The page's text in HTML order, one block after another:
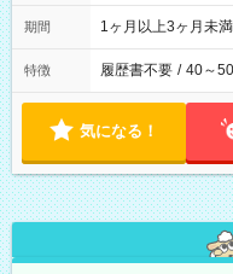
期間 1ヶ月以上3ヶ月未
特徴 履歴書不要 / 40～
気になる！